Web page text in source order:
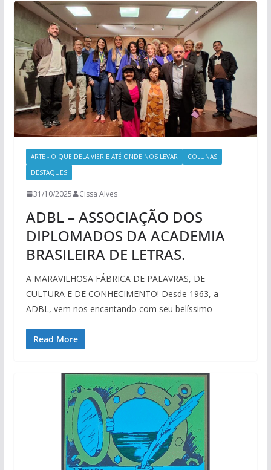
ARTE - O QUE DELA VIER E ATÉ ONDE NOS LEVAR
COLUNAS
DESTAQUES
31/10/2025 Cissa Alves
ADBL – ASSOCIAÇÃO DOS
DIPLOMADOS DA ACADEMIA
BRASILEIRA DE LETRAS.
A MARAVILHOSA FÁBRICA DE PALAVRAS, DE
CULTURA E DE CONHECIMENTO! Desde 1963, a
ADBL, vem nos encantando com seu belíssimo
Read More